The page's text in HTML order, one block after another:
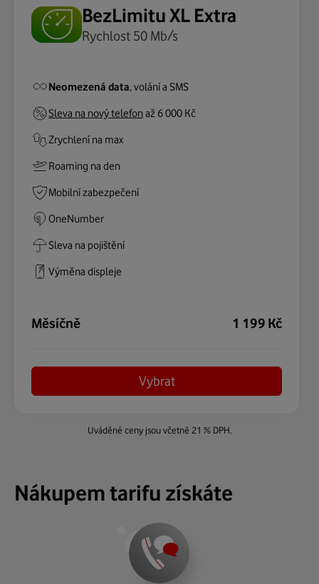
Nákupem tarifu získáte
BezLimitu XL Extra
Rychlost 50 Mb/s
Neomezená data, volání a SMS
Sleva na nový telefonaž 6 000 Kč
Zrychlení na max
Roaming na den
Mobilní zabezpečení
OneNumber
Sleva na pojištění
Výměna displeje
Měsíčně 1 199 Kč
Vybrat
Uváděné ceny jsou včetně 21 % DPH.